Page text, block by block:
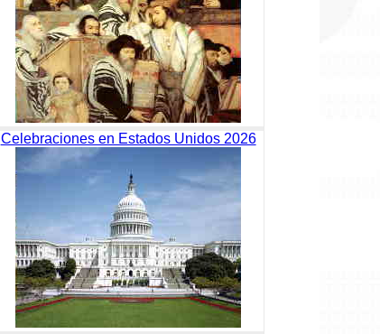
Celebraciones en Estados Unidos 2026